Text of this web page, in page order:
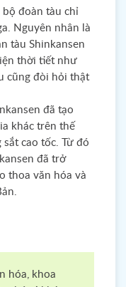
đoàn tàu chỉ
Nguyên nhân là
tàu Shinkansen
thời tiết như
cũng đòi hỏi thật
đã tạo
khác trên thế
cao tốc. Từ đó
đã trở
thoa văn hóa và
hóa, khoa